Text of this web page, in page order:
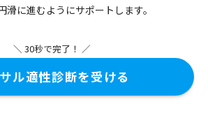
滑に進むようにサポートします。
＼ 30秒で完了！ ／
ル適性診断を受ける